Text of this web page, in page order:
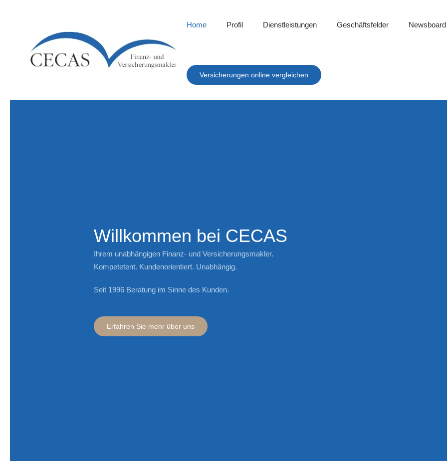
Home Profil Dienstleistungen Geschäftsfelder Newsboard
Versicherungen online vergleichen
Willkommen bei CECAS
Ihrem unabhängigen Finanz- und Versicherungsmakler.
Kompetetent. Kundenorientiert. Unabhängig.
Seit 1996 Beratung im Sinne des Kunden.
Erfahren Sie mehr über uns